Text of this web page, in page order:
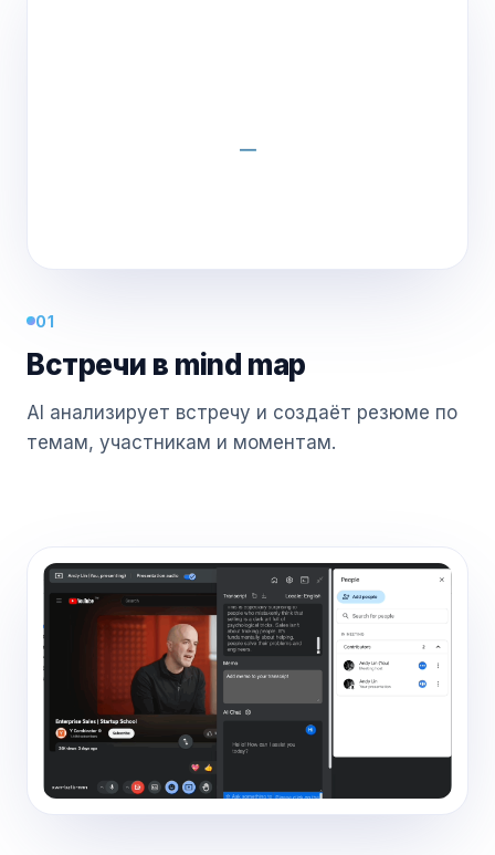
01
Встречи в mind map
AI анализирует встречу и создаёт резюме по
темам, участникам и моментам.